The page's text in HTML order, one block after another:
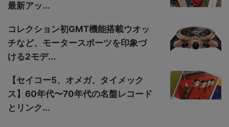
最新アッ...
コレクション初GMT機能搭載ウオッ
チなど、モータースポーツを印象づ
ける2モデ...
【セイコー5、オメガ、タイメック
ス】60年代〜70年代の名盤レコード
とリンク...